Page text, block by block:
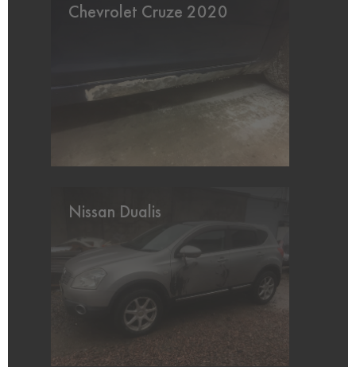
Chevrolet Cruze 2020
Nissan Dualis